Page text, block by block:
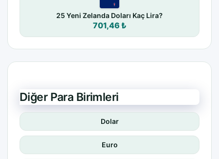
25 Yeni Zelanda Doları Kaç Lira?
701,46 ₺
Diğer Para Birimleri
Dolar
Euro